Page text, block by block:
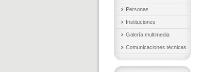
Personas
Instituciones
Galería multimedia
Comunicaciones técnicas